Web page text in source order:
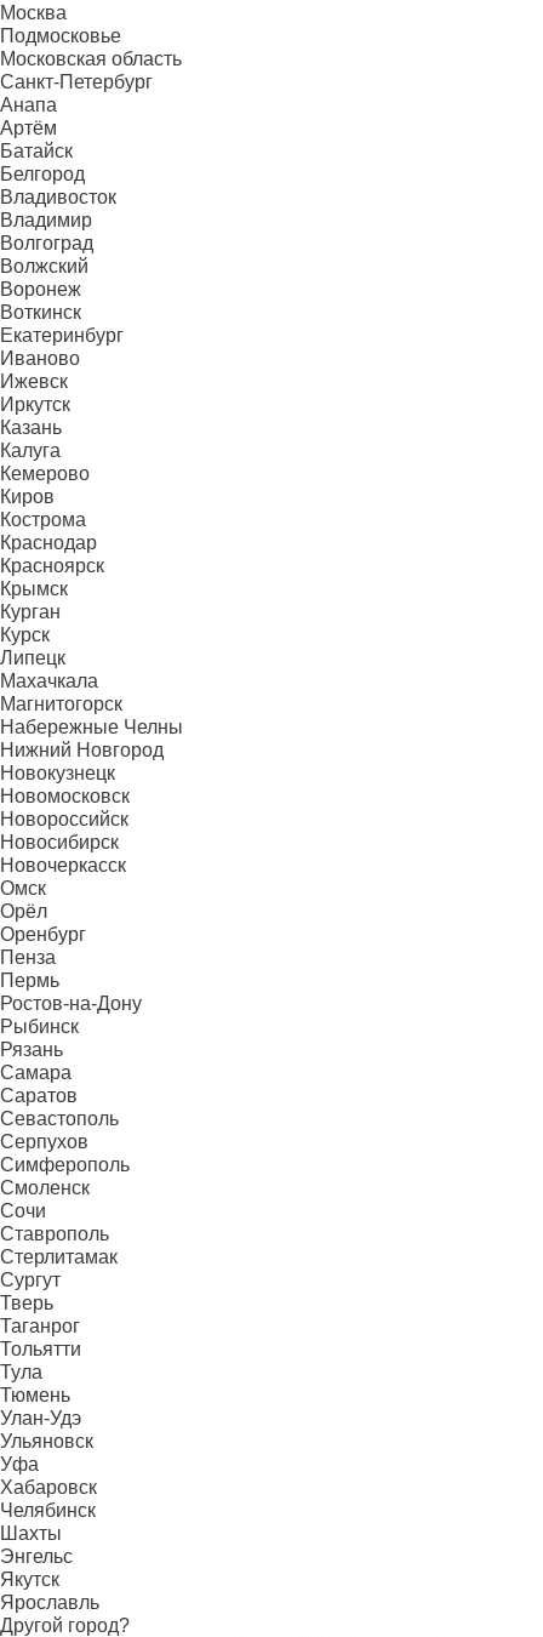
Москва
Подмосковье
Московская область
Санкт-Петербург
Анапа
Артём
Батайск
Белгород
Владивосток
Владимир
Волгоград
Волжский
Воронеж
Воткинск
Екатеринбург
Иваново
Ижевск
Иркутск
Казань
Калуга
Кемерово
Киров
Кострома
Краснодар
Красноярск
Крымск
Курган
Курск
Липецк
Махачкала
Магнитогорск
Набережные Челны
Нижний Новгород
Новокузнецк
Новомосковск
Новороссийск
Новосибирск
Новочеркасск
Омск
Орёл
Оренбург
Пенза
Пермь
Ростов-на-Дону
Рыбинск
Рязань
Самара
Саратов
Севастополь
Серпухов
Симферополь
Смоленск
Сочи
Ставрополь
Стерлитамак
Сургут
Тверь
Таганрог
Тольятти
Тула
Тюмень
Улан-Удэ
Ульяновск
Уфа
Хабаровск
Челябинск
Шахты
Энгельс
Якутск
Ярославль
Другой город?